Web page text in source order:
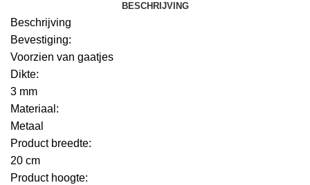
BESCHRIJVING
Beschrijving
Bevestiging:
Voorzien van gaatjes
Dikte:
3 mm
Materiaal:
Metaal
Product breedte:
20 cm
Product hoogte: